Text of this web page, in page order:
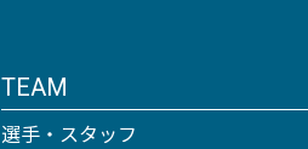
TEAM
選手・スタッフ